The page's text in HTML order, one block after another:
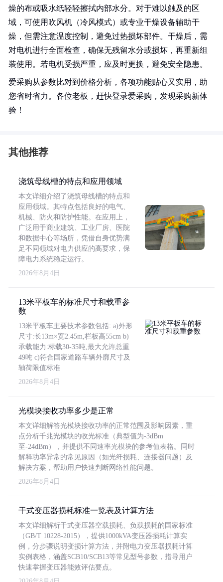
燥的布或吸水纸轻轻擦拭内部水分。对于难以触及的区
域，可使用吹风机（冷风模式）或专业干燥设备辅助干
燥，但需注意温度控制，避免过热损坏部件。干燥后，需
对电机进行全面检查，确保无残留水分或损坏，再重新组
装使用。若电机受损严重，应及时更换，避免安全隐患。
爱采购从参数比对到价格分析，各项功能贴心又实用，助
您省时省力。各位老板，赶快登录爱采购，发现采购新体
验！
其他推荐
浇筑母线槽的特点和应用领域
本文详细介绍了浇筑母线槽的特点和
应用领域。其特点包括良好的电气、
机械、防火和防护性能。在应用上，
广泛用于商业建筑、工业厂房、医院
和数据中心等场所，凭借自身优势满
足不同领域对电力供应的高要求，保
障电力系统稳定运行。
2026年8月4日
13米平板车的标准尺寸和载重参
数
13米平板车主要技术参数包括: a)外形
尺寸:长13m×宽2.45m,栏板高55cm b)
承载能力:标载30-35吨,最大允许总重
49吨 c)符合国家道路车辆外廓尺寸及
轴荷限值标准
2026年8月4日
光模块接收功率多少是正常
本文详细解答光模块接收功率的正常范围及影响因素，重
点分析千兆光模块的收光标准（典型值为-3dBm
至-24dBm），并提供不同速率光模块的参考值表格。同时
解释功率异常的常见原因（如光纤损耗、连接器问题）及
解决方案，帮助用户快速判断网络性能问题。
2026年8月4日
干式变压器损耗标准一览表及计算方法
本文详细解析干式变压器空载损耗、负载损耗的国家标准
（GB/T 10228-2015），提供1000kVA变压器损耗计算实
例，分步骤说明变损计算方法，并附电力变压器损耗计算
实例表格，涵盖SCB10/SCB13等常见型号参数，指导用户
快速掌握变压器能效评估要点。